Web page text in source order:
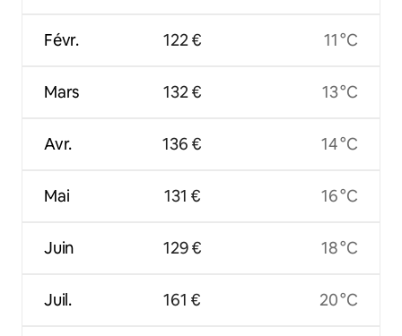
Févr.
Mars
Avr.
Mai
Juin
Juil.
122 €
132 €
136 €
131 €
129 €
161 €
11 °C
13 °C
14 °C
16 °C
18 °C
20 °C